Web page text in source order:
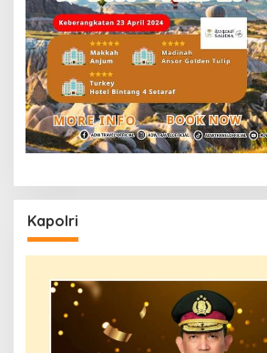
Kapolri